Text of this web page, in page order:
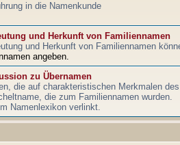
in die Namenkunde
und Herkunft von Familiennamen
und Herkunft von Familiennamen
angeben.
zu Übernamen
die auf charakteristischen Merkmalen
die zum Familiennamen wurden.
Namenlexikon verlinkt.